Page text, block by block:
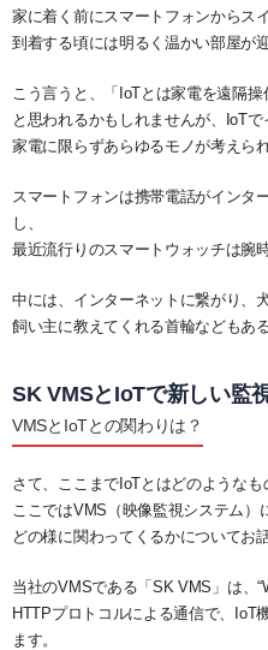
家に着く前にスマートフォンからス
到着する頃には明るく温かい部屋が
こう言うと、「IoTとは家電を遠隔操
と思われるかもしれませんが、IoT
家電に限らずあらゆるモノが考えられ
スマートフォンは携帯電話がインタ
し、
最近流行りのスマートウォッチは腕
中には、インターネットに繋がり、
飼い主に教えてくれる首輪などもあ
SK VMSとIoTで新しい監
VMSとIoTとの関わりは？
さて、ここまでIoTとはどのようなも
ここではVMS（映像監視システム）
どの様に関わってくるかについてお
当社のVMSである「SK VMS」は、
HTTPプロトコルによる通信で、IoT
ます。